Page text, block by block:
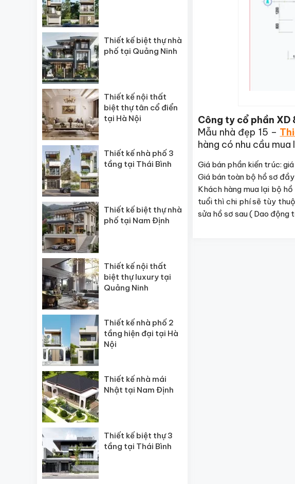
Công ty cổ phần XD
Mẫu nhà đẹp 15 –
hàng có nhu cầu
Giá bán phần kiến trúc:
Giá bán toàn bộ hồ sơ
Khách hàng mua lại bộ
tuổi thì chi phí sẽ tùy
sửa hồ sơ sau ( Dao động
Thiết kế biệt thự nhà
phố tại Quảng Ninh
Thiết kế nội thất
biệt thự tân cổ điển
tại Hà Nội
Thiết kế nhà phố 3
tầng tại Thái Bình
Thiết kế biệt thự nhà
phố tại Nam Định
Thiết kế nội thất
biệt thự luxury tại
Quảng Ninh
Thiết kế nhà phố 2
tầng hiện đại tại Hà
Nội
Thiết kế nhà mái
Nhật tại Nam Định
Thiết kế biệt thự 3
tầng tại Thái Bình